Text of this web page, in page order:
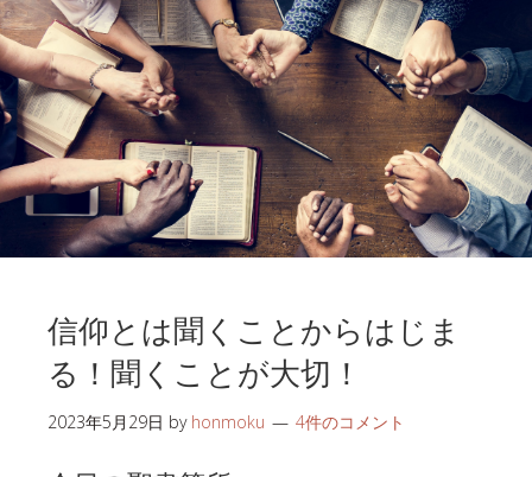
信仰とは聞くことからはじま
る！聞くことが大切！
2023年5月29日 by honmoku 4件のコメント